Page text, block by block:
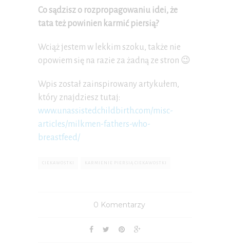
Co sądzisz o rozpropagowaniu idei, że
tata też powinien karmić piersią?
Wciąż jestem w lekkim szoku, także nie
opowiem się na razie za żadną ze stron 😉
Wpis został zainspirowany artykułem,
który znajdziesz tutaj:
www.unassistedchildbirth.com/misc-
articles/milkmen-fathers-who-
breastfeed/
CIEKAWOSTKI KARMIENIE PIERSIĄ CIEKAWOSTKI
0 Komentarzy